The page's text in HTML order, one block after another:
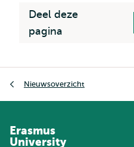
Deel deze
pagina
Nieuwsoverzicht
Erasmus
University